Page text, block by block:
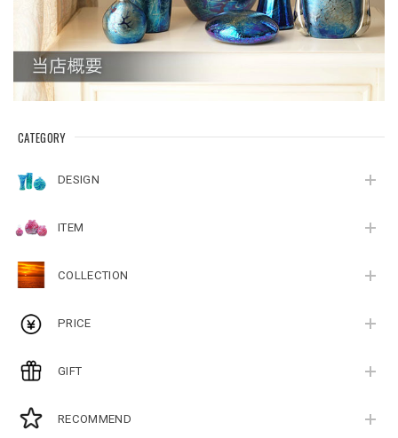
CATEGORY
DESIGN
ITEM
COLLECTION
PRICE
GIFT
RECOMMEND